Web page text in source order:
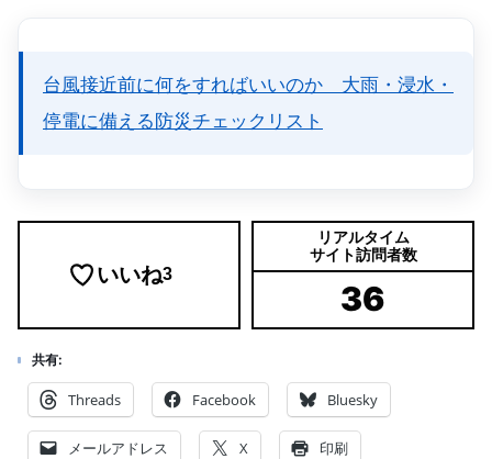
台風接近前に何をすればいいのか 大雨・浸水・
停電に備える防災チェックリスト
いいね3
リアルタイム
サイト訪問者数
36
共有:
Threads Facebook Bluesky
メールアドレス X 印刷